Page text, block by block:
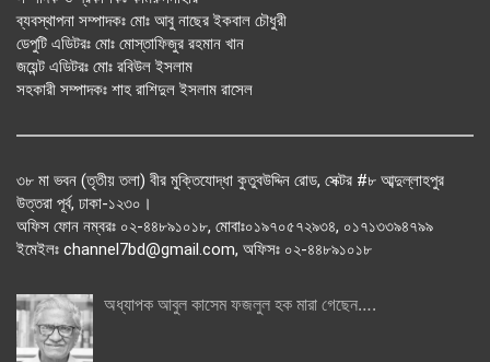
ব্যবস্থাপনা সম্পাদকঃ মোঃ আবু নাছের ইকবাল চৌধুরী
ডেপুটি এডিটরঃ মোঃ মোস্তাফিজুর রহমান খান
জয়েন্ট এডিটরঃ মোঃ রবিউল ইসলাম
সহকারী সম্পাদকঃ শাহ রাশিদুল ইসলাম রাসেল
৩৮ মা ভবন (তৃতীয় তলা) বীর মুক্তিযোদ্ধা কুতুবউদ্দিন রোড, সেক্টর #৮ আব্দুল্লাহপুর
উত্তরা পূর্ব, ঢাকা-১২৩০।
অফিস ফোন নম্বরঃ ০২-৪৪৮৯১০১৮, মোবাঃ০১৯৭০৫৭২৯৩৪, ০১৭১৩৩৯৪৭৯৯
ইমেইলঃ channel7bd@gmail.com, অফিসঃ ০২-৪৪৮৯১০১৮
অধ্যাপক আবুল কাসেম ফজলুল হক মারা গেছেন….